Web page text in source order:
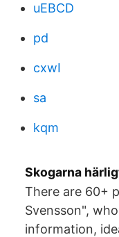
uEBCD
pd
cxwI
sa
kqm
Skogarna
There are 60+
Svensson",
information,